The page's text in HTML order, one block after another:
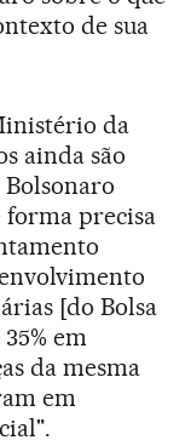
de sua
da
ainda são
forma precisa
[do Bolsa
em
da mesma
em